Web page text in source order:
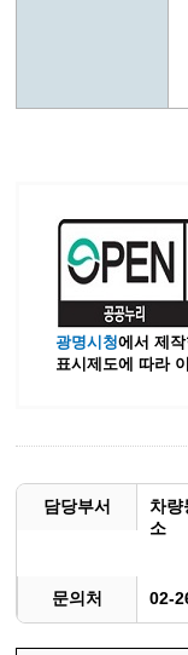
광명시청에서 제작
표시제도에 따라
담당부서
차량
소
문의처 02-